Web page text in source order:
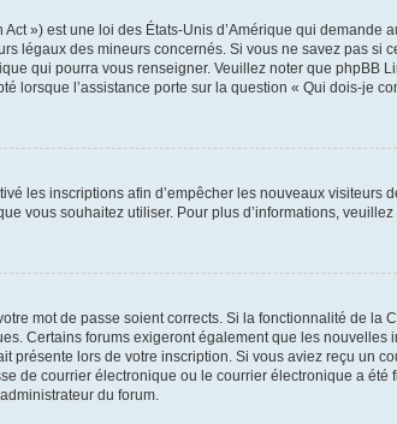
») est une loi des États-Unis d’Amérique qui
légaux des mineurs concernés. Si vous ne savez pas si
qui pourra vous renseigner. Veuillez noter que phpBB
lorsque l’assistance porte sur la question « Qui dois-je
les inscriptions afin d’empêcher les nouveaux
vous souhaitez utiliser. Pour plus d’informations,
mot de passe soient corrects. Si la fonctionnalité de la
Certains forums exigeront également que les
présente lors de votre inscription. Si vous aviez reçu un
de courrier électronique ou le courrier électronique a
du forum.